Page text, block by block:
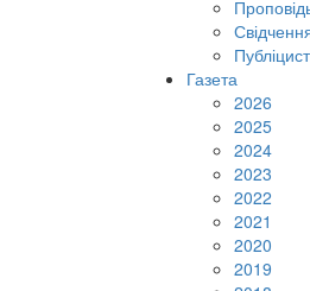
Газета
2026
2025
2024
2023
2022
2021
2020
2019